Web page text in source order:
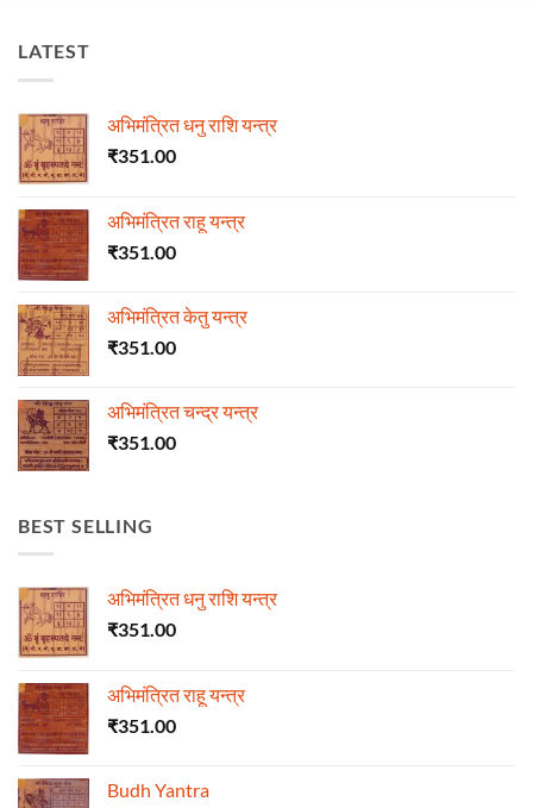
LATEST
अभिमंत्रित धनु राशि यन्त्र
₹351.00
अभिमंत्रित राहू यन्त्र
₹351.00
अभिमंत्रित केतु यन्त्र
₹351.00
अभिमंत्रित चन्द्र यन्त्र
₹351.00
BEST SELLING
अभिमंत्रित धनु राशि यन्त्र
₹351.00
अभिमंत्रित राहू यन्त्र
₹351.00
Budh Yantra